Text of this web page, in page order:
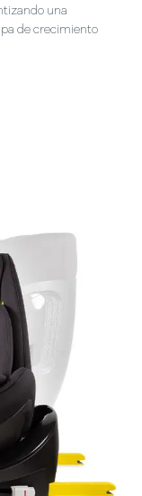
una
de crecimiento